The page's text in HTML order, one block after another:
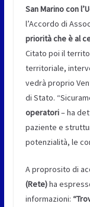
San Marino con
l’Accordo di
priorità che è al
Citato poi il
territoriale,
vedrà proprio
di Stato.
operatori– ha
paziente e
potenzialità, le
A proprosito di
(Rete)ha
informazioni: